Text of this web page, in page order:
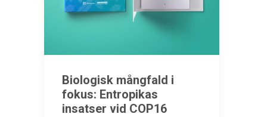
Biologisk mångfald i
fokus: Entropikas
insatser vid COP16